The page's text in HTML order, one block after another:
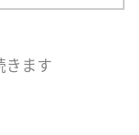
きます